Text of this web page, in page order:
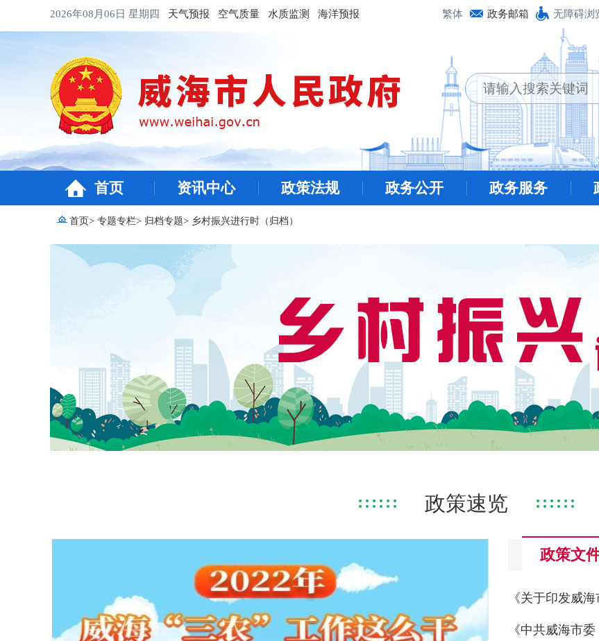
2026年08月06日 星期四 天气预报 空气质量 水质监测 海洋预报 繁体 政务邮箱 无障碍浏
首页 资讯中心 政策法规 政务公开 政务服务
首页> 专题专栏> 归档专题> 乡村振兴进行时（归档）
政策速览
政策文
《关于印发威
《中共威海市